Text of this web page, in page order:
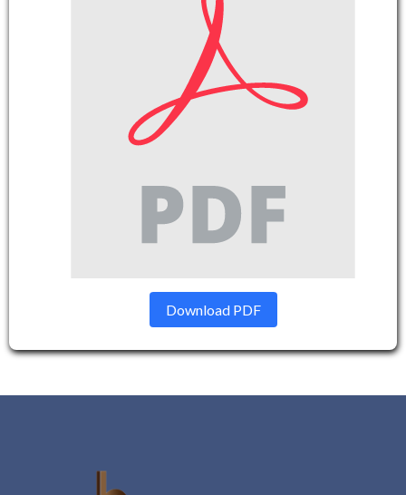
Download PDF